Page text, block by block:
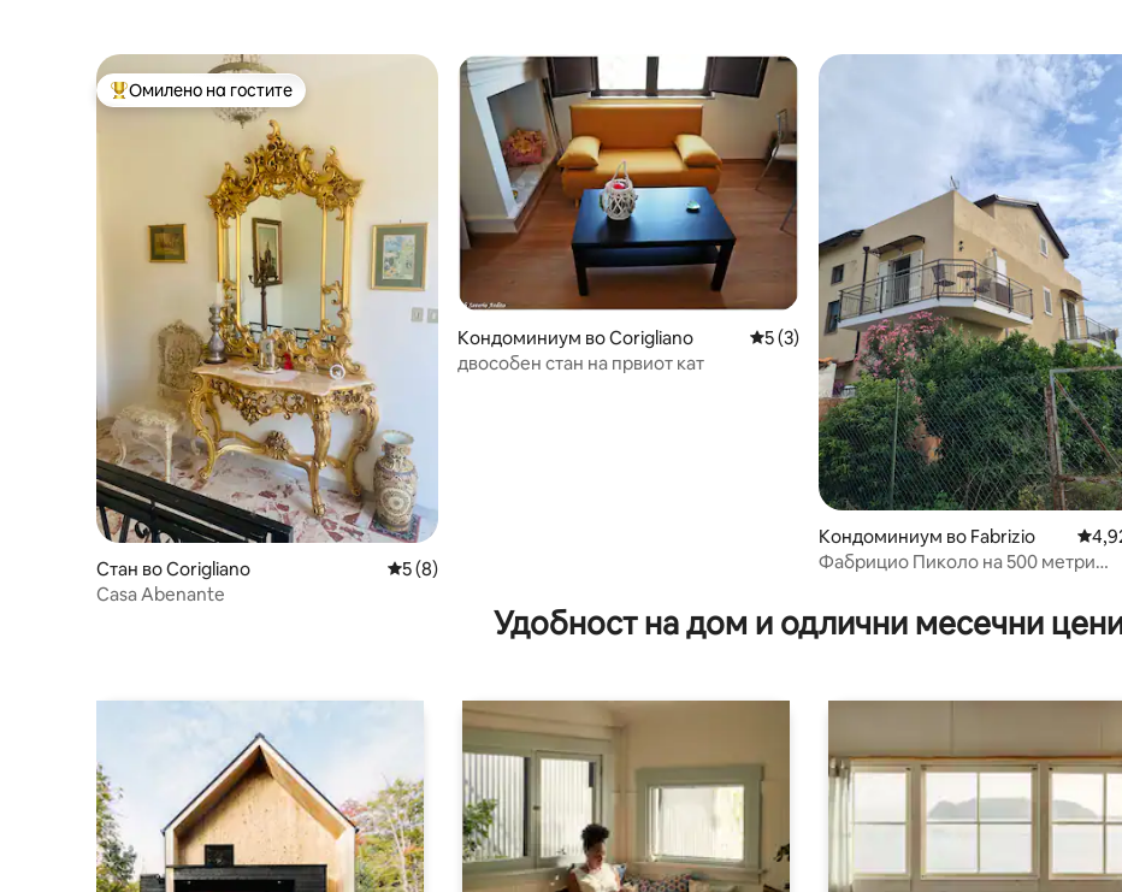
Меѓу најуспешните „Омилени на гостите“
Омилено на гостите
Стан во Corigliano Просечна оцена: 5 од 5, 8 рецензии
5 (8)
Casa Abenante
Кондоминиум во Corigliano Просечна оцена: 5 од 5, 3 рецензии
5 (3)
двособен стан на првиот кат
Кондоминиум во Fabrizio
Фабрицио Пиколо на 500 метри
Удобност на дом и одлични месечни